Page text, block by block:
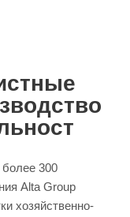
300
Alta Group
хозяйственно-